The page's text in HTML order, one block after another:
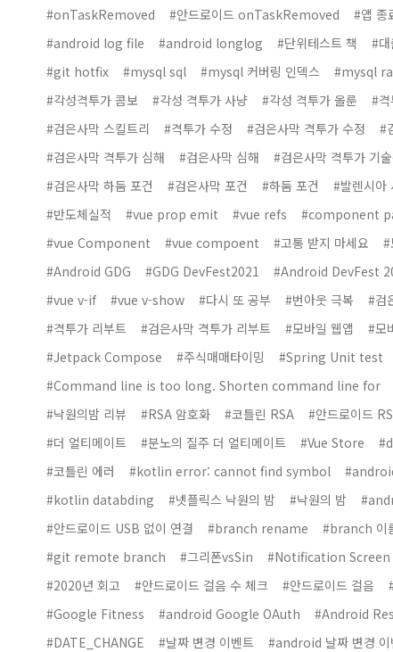
#onTaskRemoved
#안드로이드 onTaskRemoved #앱 종
#android log file
#android longlog #단위테스트 책 #대
#git hotfix
#mysql sql #mysql 커버링 인덱스 #mysql
#각성격투가 콤보
#각성 격투가 사냥 #각성 격투가 올룬 #격
#검은사막 스킬트리
#격투가 수정 #검은사막 격투가 수정 #
#검은사막 격투가 심해
#검은사막 심해 #검은사막 격투가 기
#검은사막 하둠 포건
#검은사막 포건 #하둠 포건 #발렌시아
#반도체실적
#vue prop emit #vue refs #component
#vue Component
#vue compoent #고통 받지 마세요 #
#Android GDG
#GDG DevFest2021 #Android DevFest
#vue v-if
#vue v-show #다시 또 공부 #번아웃 극복 #검
#격투가 리부트
#검은사막 격투가 리부트 #모바일 웹앱 #모
#Jetpack Compose
#주식매매타이밍 #Spring Unit test
#Command line is too long. Shorten command line for
#낙원의밤 리뷰
#RSA 암호화 #코틀린 RSA #안드로이드
#더 얼티메이트
#분노의 질주 더 얼티메이트 #Vue Store
#코틀린 에러
#kotlin error: cannot find symbol
#kotlin databding
#넷플릭스 낙원의 밤 #낙원의 밤
#안드로이드 USB 없이 연결
#branch rename #branch 이
#git remote branch
#그리폰vsSin #Notification Screen
#2020년 회고
#안드로이드 걸음 수 체크 #안드로이드 걸음
#Google Fitness
#android Google OAuth #Android
#DATE_CHANGE
#날짜 변경 이벤트 #android 날짜 변경 이